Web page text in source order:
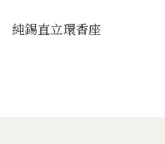
純錫直立環香座